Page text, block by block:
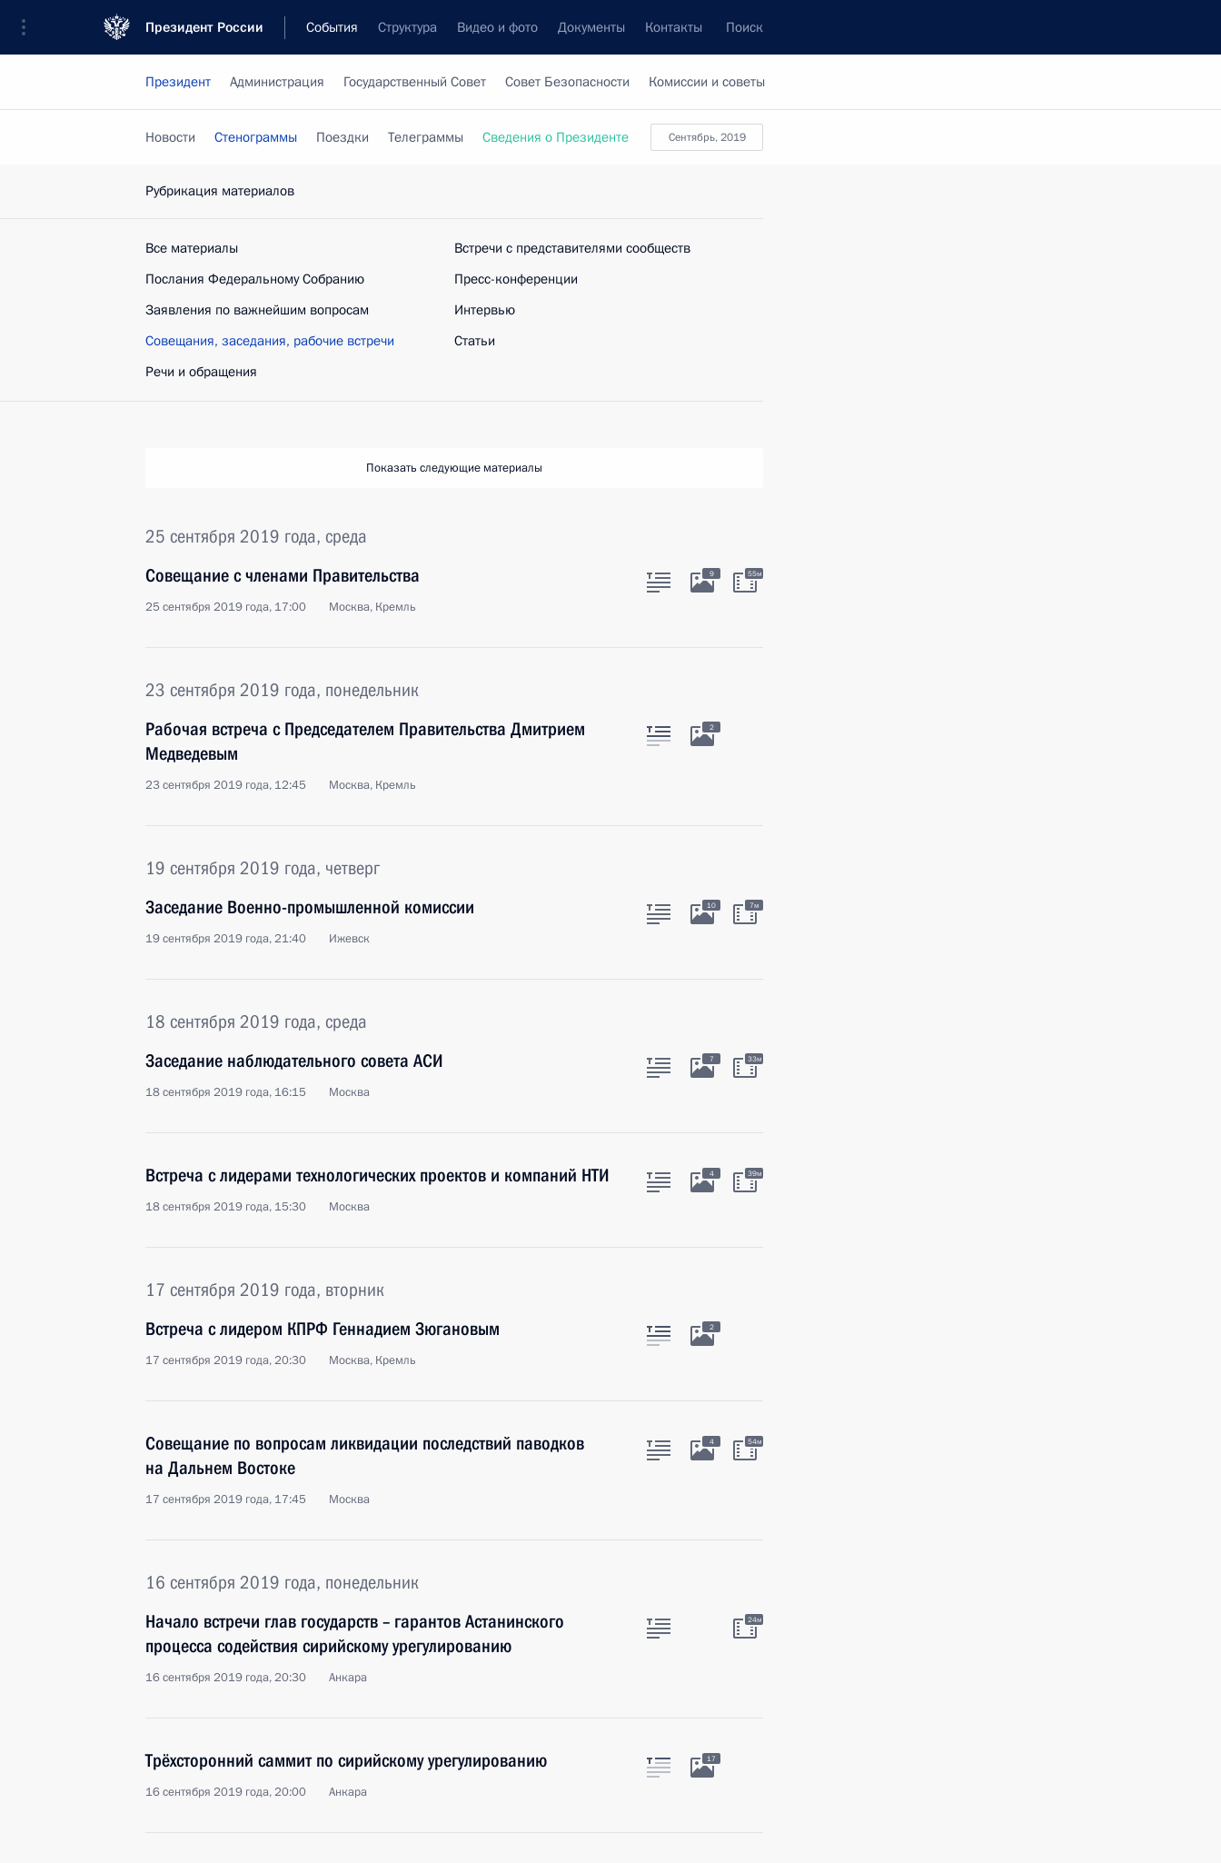
Президент России События Структура Видео и фото Документы Контакты Поиск
Президент Администрация Государственный Совет Совет Безопасности Комиссии и советы
сентябрь, 2019
Новости Стенограммы Поездки Телеграммы Сведения о Президенте
Рубрикация материалов
Все материалы
Послания Федеральному Собранию
Заявления по важнейшим вопросам
Совещания, заседания, рабочие встречи
Речи и обращения
Встречи с представителями сообществ
Пресс-конференции
Интервью
Статьи
Показать следующие материалы
25 сентября 2019 года, среда
Совещание с членами Правительства
25 сентября 2019 года, 17:00 Москва, Кремль
9 55м
23 сентября 2019 года, понедельник
Рабочая встреча с Председателем Правительства Дмитрием
Медведевым
23 сентября 2019 года, 12:45 Москва, Кремль
2
19 сентября 2019 года, четверг
Заседание Военно-промышленной комиссии
19 сентября 2019 года, 21:40 Ижевск
10 7м
18 сентября 2019 года, среда
Заседание наблюдательного совета АСИ
18 сентября 2019 года, 16:15 Москва
7 33м
Встреча с лидерами технологических проектов и компаний НТИ
18 сентября 2019 года, 15:30 Москва
4 39м
17 сентября 2019 года, вторник
Встреча с лидером КПРФ Геннадием Зюгановым
17 сентября 2019 года, 20:30 Москва, Кремль
2
Совещание по вопросам ликвидации последствий паводков
на Дальнем Востоке
17 сентября 2019 года, 17:45 Москва
4 54м
16 сентября 2019 года, понедельник
Начало встречи глав государств – гарантов Астанинского
процесса содействия сирийскому урегулированию
16 сентября 2019 года, 20:30 Анкара
24м
Трёхсторонний саммит по сирийскому урегулированию
16 сентября 2019 года, 20:00 Анкара
17